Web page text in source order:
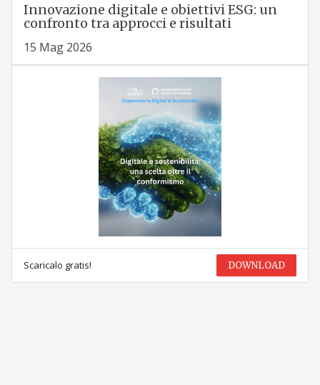
Innovazione digitale e obiettivi ESG: un
confronto tra approcci e risultati
15 Mag 2026
Scaricalo gratis! DOWNLOAD